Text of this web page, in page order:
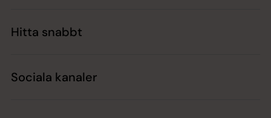
Hitta snabbt
Sociala kanaler